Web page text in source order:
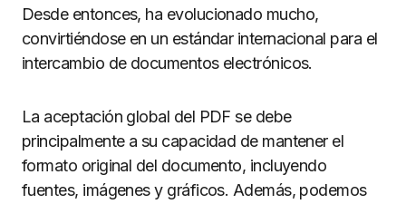
Desde entonces, ha evolucionado mucho,
convirtiéndose en un estándar internacional para el
intercambio de documentos electrónicos.
La aceptación global del PDF se debe
principalmente a su capacidad de mantener el
formato original del documento, incluyendo
fuentes, imágenes y gráficos. Además, podemos